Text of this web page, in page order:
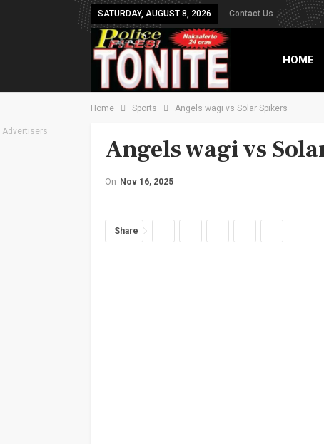
SATURDAY, AUGUST 8, 2026 Contact Us
HOME
Home Sports Angels wagi vs Solar Spikers
Advertisers
Angels wagi vs
On Nov 16, 2025
Share